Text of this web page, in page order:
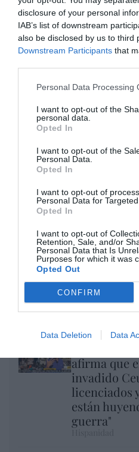
disclosure of your personal
IAB’s list of downstream
also be disclosed by us to third
Downstream Participants that
Personal Data Processing
I want to opt-out of the
personal data.
Opted In
I want to opt-out of the
Personal Data.
Opted In
I want to opt-out of
Personal Data for Targeted
Opted In
I want to opt-out of
Retention, Sale, and/or
Personal Data that Is
Purposes for which it was
Opted Out
CONFIRM
Data Deletion Data
Eulogio López
Ceuta.
convertir al
No
emigración
Eulogio López
El regalo de 'Mojamé'
afirma que
invadido
licenciados
están
guerra"